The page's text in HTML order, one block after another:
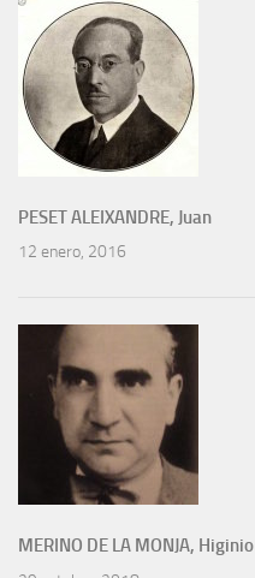
PESET ALEIXANDRE, Juan
12 enero, 2016
MERINO DE LA MONJA, Higinio